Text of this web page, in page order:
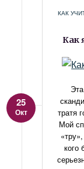
КАК
Как
25
Окт
тратя
Мой
кого